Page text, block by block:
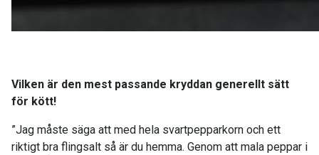
Vilken är den mest passande kryddan generellt sätt
för kött!
”Jag måste säga att med hela svartpepparkorn och ett
riktigt bra flingsalt så är du hemma. Genom att mala peppar i